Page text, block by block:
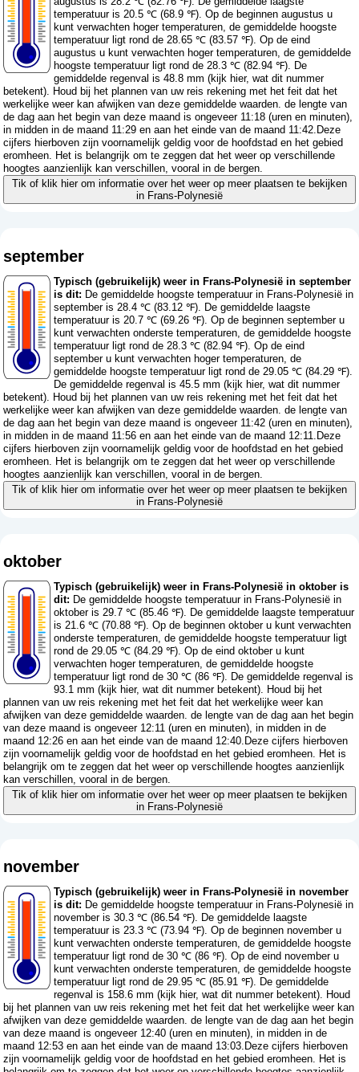
temperatuur is 20.5 ℃ (68.9 ℉). Op de beginnen augustus u
kunt verwachten hoger temperaturen, de gemiddelde hoogste
temperatuur ligt rond de 28.65 ℃ (83.57 ℉). Op de eind
augustus u kunt verwachten hoger temperaturen, de gemiddelde
hoogste temperatuur ligt rond de 28.3 ℃ (82.94 ℉). De
gemiddelde regenval is 48.8 mm (kijk hier, wat dit nummer
betekent). Houd bij het plannen van uw reis rekening met het feit dat het
werkelijke weer kan afwijken van deze gemiddelde waarden. de lengte van
de dag aan het begin van deze maand is ongeveer 11:18 (uren en minuten),
in midden in de maand 11:29 en aan het einde van de maand 11:42.Deze
cijfers hierboven zijn voornamelijk geldig voor de hoofdstad en het gebied
eromheen. Het is belangrijk om te zeggen dat het weer op verschillende
hoogtes aanzienlijk kan verschillen, vooral in de bergen.
Tik of klik hier om informatie over het weer op meer plaatsen te bekijken
in Frans-Polynesië
september
Typisch (gebruikelijk) weer in Frans-Polynesië in september
is dit: De gemiddelde hoogste temperatuur in Frans-Polynesië in
september is 28.4 ℃ (83.12 ℉). De gemiddelde laagste
temperatuur is 20.7 ℃ (69.26 ℉). Op de beginnen september u
kunt verwachten onderste temperaturen, de gemiddelde hoogste
temperatuur ligt rond de 28.3 ℃ (82.94 ℉). Op de eind
september u kunt verwachten hoger temperaturen, de
gemiddelde hoogste temperatuur ligt rond de 29.05 ℃ (84.29 ℉).
De gemiddelde regenval is 45.5 mm (kijk hier, wat dit nummer
betekent). Houd bij het plannen van uw reis rekening met het feit dat het
werkelijke weer kan afwijken van deze gemiddelde waarden. de lengte van
de dag aan het begin van deze maand is ongeveer 11:42 (uren en minuten),
in midden in de maand 11:56 en aan het einde van de maand 12:11.Deze
cijfers hierboven zijn voornamelijk geldig voor de hoofdstad en het gebied
eromheen. Het is belangrijk om te zeggen dat het weer op verschillende
hoogtes aanzienlijk kan verschillen, vooral in de bergen.
Tik of klik hier om informatie over het weer op meer plaatsen te bekijken
in Frans-Polynesië
oktober
Typisch (gebruikelijk) weer in Frans-Polynesië in oktober is
dit: De gemiddelde hoogste temperatuur in Frans-Polynesië in
oktober is 29.7 ℃ (85.46 ℉). De gemiddelde laagste temperatuur
is 21.6 ℃ (70.88 ℉). Op de beginnen oktober u kunt verwachten
onderste temperaturen, de gemiddelde hoogste temperatuur ligt
rond de 29.05 ℃ (84.29 ℉). Op de eind oktober u kunt
verwachten hoger temperaturen, de gemiddelde hoogste
temperatuur ligt rond de 30 ℃ (86 ℉). De gemiddelde regenval is
93.1 mm (kijk hier, wat dit nummer betekent). Houd bij het
plannen van uw reis rekening met het feit dat het werkelijke weer kan
afwijken van deze gemiddelde waarden. de lengte van de dag aan het begin
van deze maand is ongeveer 12:11 (uren en minuten), in midden in de
maand 12:26 en aan het einde van de maand 12:40.Deze cijfers hierboven
zijn voornamelijk geldig voor de hoofdstad en het gebied eromheen. Het is
belangrijk om te zeggen dat het weer op verschillende hoogtes aanzienlijk
kan verschillen, vooral in de bergen.
Tik of klik hier om informatie over het weer op meer plaatsen te bekijken
in Frans-Polynesië
november
Typisch (gebruikelijk) weer in Frans-Polynesië in november
is dit: De gemiddelde hoogste temperatuur in Frans-Polynesië in
november is 30.3 ℃ (86.54 ℉). De gemiddelde laagste
temperatuur is 23.3 ℃ (73.94 ℉). Op de beginnen november u
kunt verwachten onderste temperaturen, de gemiddelde hoogste
temperatuur ligt rond de 30 ℃ (86 ℉). Op de eind november u
kunt verwachten onderste temperaturen, de gemiddelde hoogste
temperatuur ligt rond de 29.95 ℃ (85.91 ℉). De gemiddelde
regenval is 158.6 mm (kijk hier, wat dit nummer betekent). Houd
bij het plannen van uw reis rekening met het feit dat het werkelijke weer kan
afwijken van deze gemiddelde waarden. de lengte van de dag aan het begin
van deze maand is ongeveer 12:40 (uren en minuten), in midden in de
maand 12:53 en aan het einde van de maand 13:03.Deze cijfers hierboven
zijn voornamelijk geldig voor de hoofdstad en het gebied eromheen. Het is